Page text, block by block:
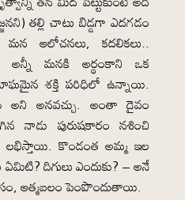
తల్లి చాటు బిడ్డగా ఎదగడం
మన ఆలోచనలు, కదలికలు..
అన్నీ మనకి అర్థంకాని ఒక
శక్తి పరిధిలో ఉన్నాయి.
అని అనవచ్చు. అంతా దైవం
నాడు పురుషకారం నశించి
లభిస్తాయి. కొండంత అమ్మ ఇల
దిగులు ఎందుకు? – అనే
ఆత్మబలం పెంపొందుతాయి.